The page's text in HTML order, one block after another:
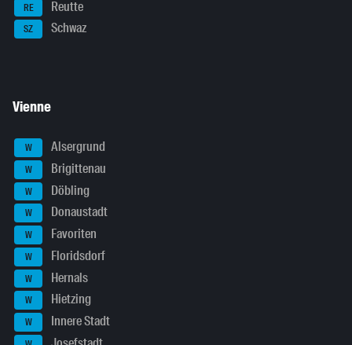
RE Reutte
SZ Schwaz
Vienne
W Alsergrund
W Brigittenau
W Döbling
W Donaustadt
W Favoriten
W Floridsdorf
W Hernals
W Hietzing
W Innere Stadt